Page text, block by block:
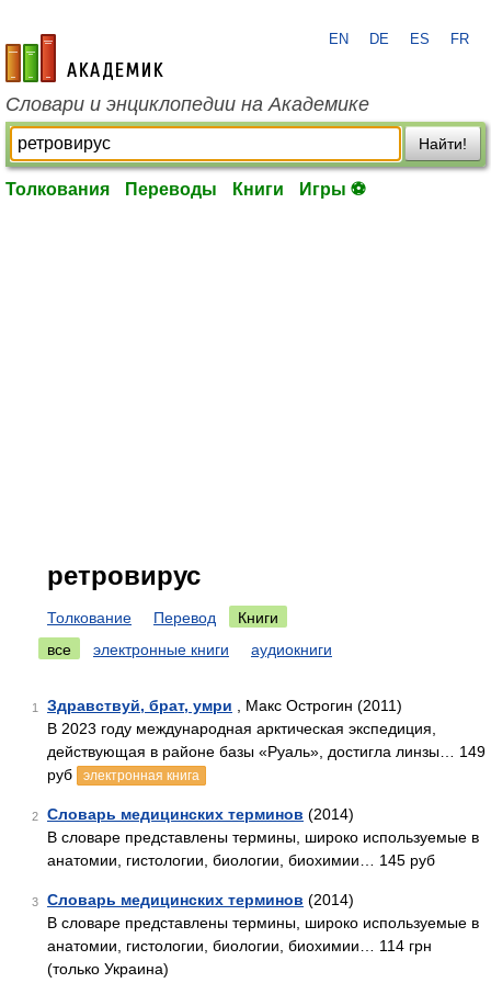
academic.ru
EN DE ES FR
Словари и энциклопедии на Академике
Найти!
Толкования Переводы Книги Игры ⚽
ретровирус
Толкование Перевод
Книги
все
электронные книги аудиокниги
1 Здравствуй, брат, умри , Макс Острогин (2011)
В 2023 году международная арктическая экспедиция,
действующая в районе базы «Руаль», достигла линзы… 149
руб
электронная книга
2 Словарь медицинских терминов (2014)
В словаре представлены термины, широко используемые в
анатомии, гистологии, биологии, биохимии… 145 руб
3 Словарь медицинских терминов (2014)
В словаре представлены термины, широко используемые в
анатомии, гистологии, биологии, биохимии… 114 грн
(только Украина)